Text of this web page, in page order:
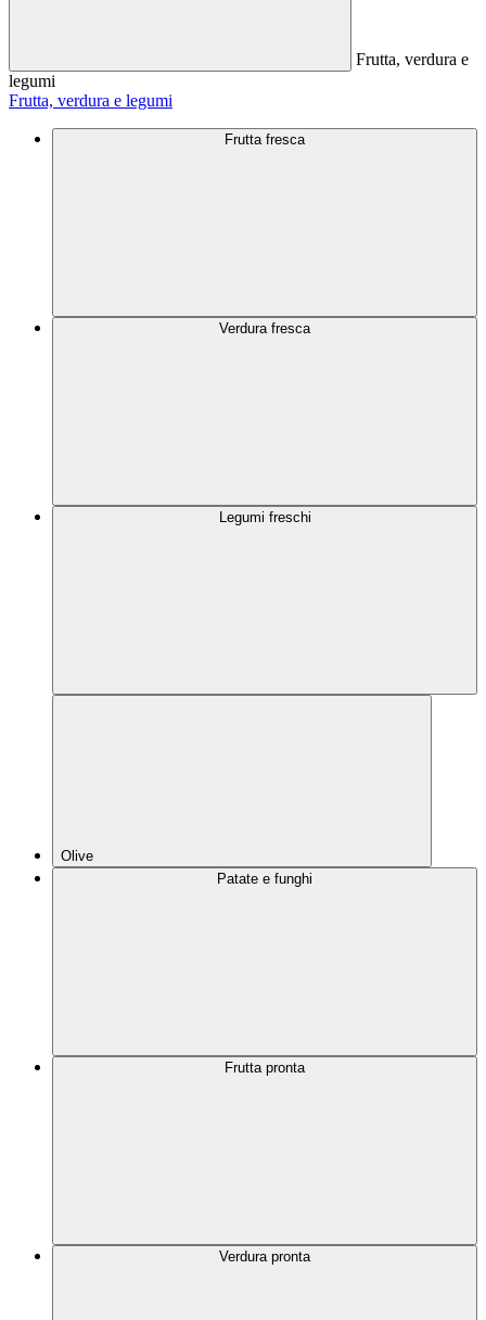
Frutta, verdura e
legumi
Frutta, verdura e legumi
Frutta fresca
Verdura fresca
Legumi freschi
Olive
Patate e funghi
Frutta pronta
Verdura pronta